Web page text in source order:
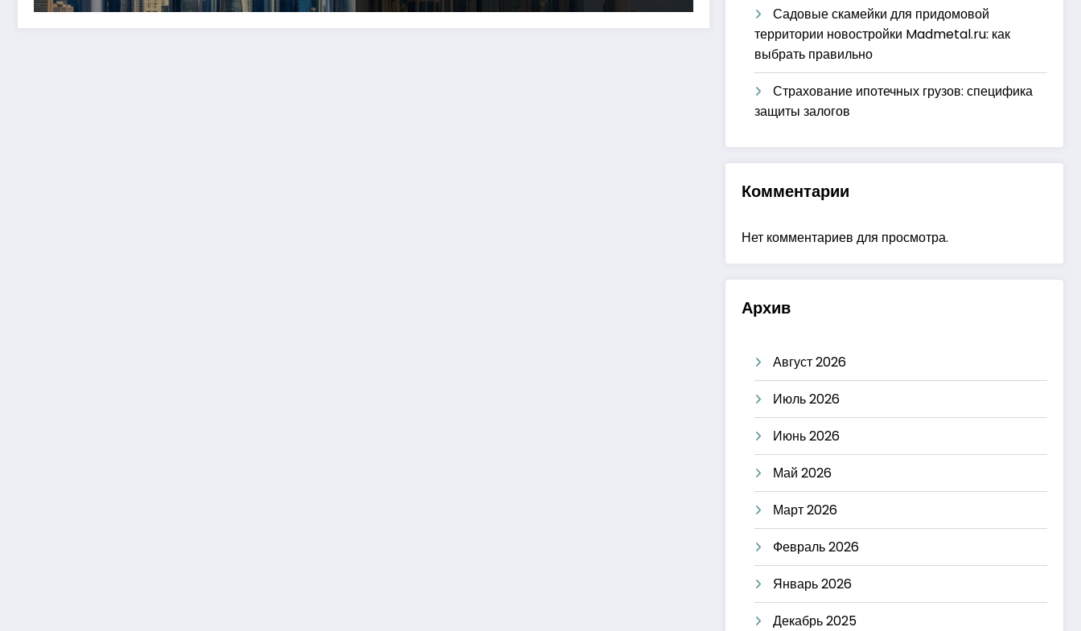
Садовые скамейки для придомовой
территории новостройки Madmetal.ru: как
выбрать правильно
Страхование ипотечных грузов: специфика
защиты залогов
Комментарии
Нет комментариев для просмотра.
Архив
Август 2026
Июль 2026
Июнь 2026
Май 2026
Март 2026
Февраль 2026
Январь 2026
Декабрь 2025